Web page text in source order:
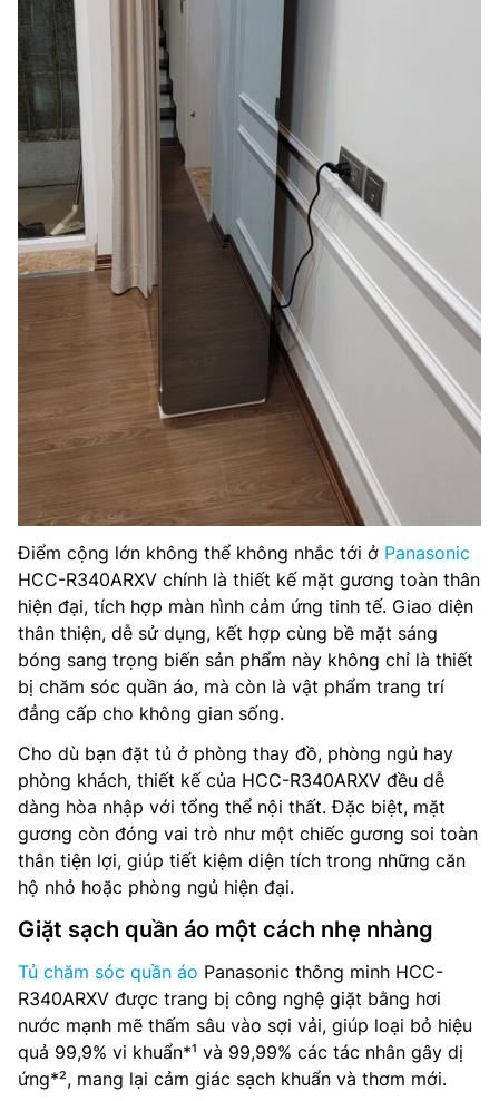
Điểm cộng lớn không thể không nhắc tới ở Panasonic
HCC-R340ARXV chính là thiết kế mặt gương toàn thân
hiện đại, tích hợp màn hình cảm ứng tinh tế. Giao diện
thân thiện, dễ sử dụng, kết hợp cùng bề mặt sáng
bóng sang trọng biến sản phẩm này không chỉ là thiết
bị chăm sóc quần áo, mà còn là vật phẩm trang trí
đẳng cấp cho không gian sống.
Cho dù bạn đặt tủ ở phòng thay đồ, phòng ngủ hay
phòng khách, thiết kế của HCC-R340ARXV đều dễ
dàng hòa nhập với tổng thể nội thất. Đặc biệt, mặt
gương còn đóng vai trò như một chiếc gương soi toàn
thân tiện lợi, giúp tiết kiệm diện tích trong những căn
hộ nhỏ hoặc phòng ngủ hiện đại.
Giặt sạch quần áo một cách nhẹ nhàng
Tủ chăm sóc quần áo Panasonic thông minh HCC-
R340ARXV được trang bị công nghệ giặt bằng hơi
nước mạnh mẽ thấm sâu vào sợi vải, giúp loại bỏ hiệu
quả 99,9% vi khuẩn*¹ và 99,99% các tác nhân gây dị
ứng*², mang lại cảm giác sạch khuẩn và thơm mới.